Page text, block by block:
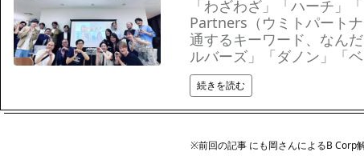
「わざわざ」「ハーチ」
Partners（ウミトパート
通するキーワード、なん
ルバーズ」「ダノン」「
続きを読む
※前回の記事 にも岡さんによるB Corp